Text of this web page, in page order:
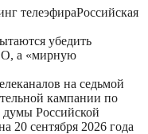
телеэфираРоссийская
убедить
а «мирную
на седьмой
кампании по
думы Российской
20 сентября 2026 года